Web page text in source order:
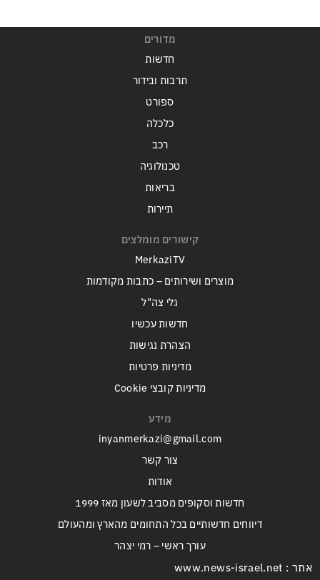
מדורים
חדשות
תרבות ובידור
ספורט
כלכלה
רכב
טכנולוגיה
בריאות
תיירות
קישורים מומלצים
MerkaziTV
מוצרים ושירותים – כתבות מקודמות
גלי צה"ל
חדשות עכשיו
הצהרת נגישות
מדיניות פרטיות
מדיניות קובצי Cookie
מידע
inyanmerkazi@gmail.com
צור קשר
אודות
חדשות וסקופים מסביב לשעון מאז 1999
דיווחים חדשותיים בכל התחומים מהארץ ומהעולם
עורך ראשי – רמי יצהר
אתר : www.news-israel.net